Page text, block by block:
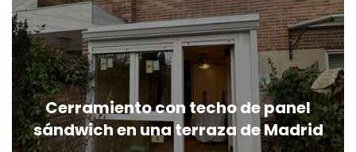
Cerramiento con techo de panel
sándwich en una terraza de Madrid